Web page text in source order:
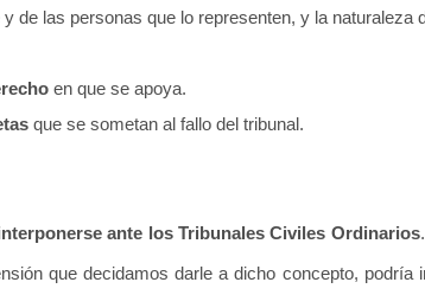
de las personas que lo representen, y la naturaleza
en que se apoya.
que se sometan al fallo del tribunal.
ante los Tribunales Civiles Ordinarios
que decidamos darle a dicho concepto, podría